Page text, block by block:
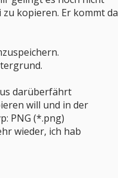
kopieren. Er kommt da
darüberfährt
will und in der
PNG (*.png)
wieder, ich hab